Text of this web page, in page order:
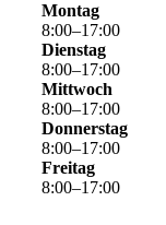
Montag
8:00–17:00
Dienstag
8:00–17:00
Mittwoch
8:00–17:00
Donnerstag
8:00–17:00
Freitag
8:00–17:00